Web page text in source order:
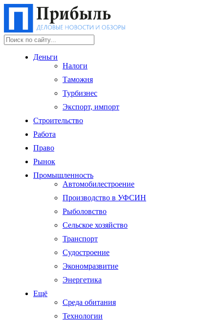
Деньги
Налоги
Таможня
Турбизнес
Экспорт, импорт
Строительство
Работа
Право
Рынок
Промышленность
Автомобилестроение
Производство в УФСИН
Рыболовство
Сельское хозяйство
Транспорт
Судостроение
Экономразвитие
Энергетика
Ещё
Среда обитания
Технологии